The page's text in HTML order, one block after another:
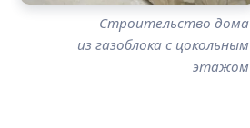
Строительство дома
из газоблока с цокольным
этажом